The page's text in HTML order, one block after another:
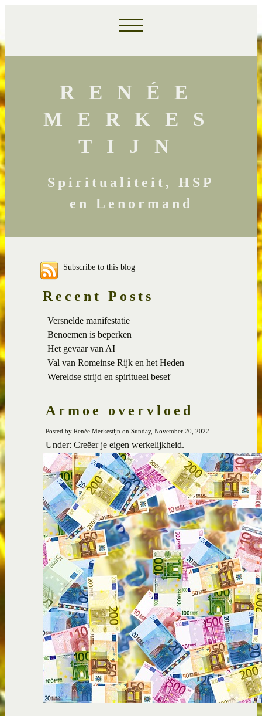
RENÉE
MERKES
TIJN
Spiritualiteit, HSP
en Lenormand
Subscribe to this blog
Recent Posts
Versnelde manifestatie
Benoemen is beperken
Het gevaar van AI
Val van Romeinse Rijk en het Heden
Wereldse strijd en spiritueel besef
Armoe overvloed
Posted by Renée Merkestijn on Sunday, November 20, 2022
Under: Creëer je eigen werkelijkheid.